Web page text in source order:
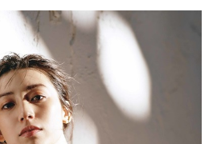
その他